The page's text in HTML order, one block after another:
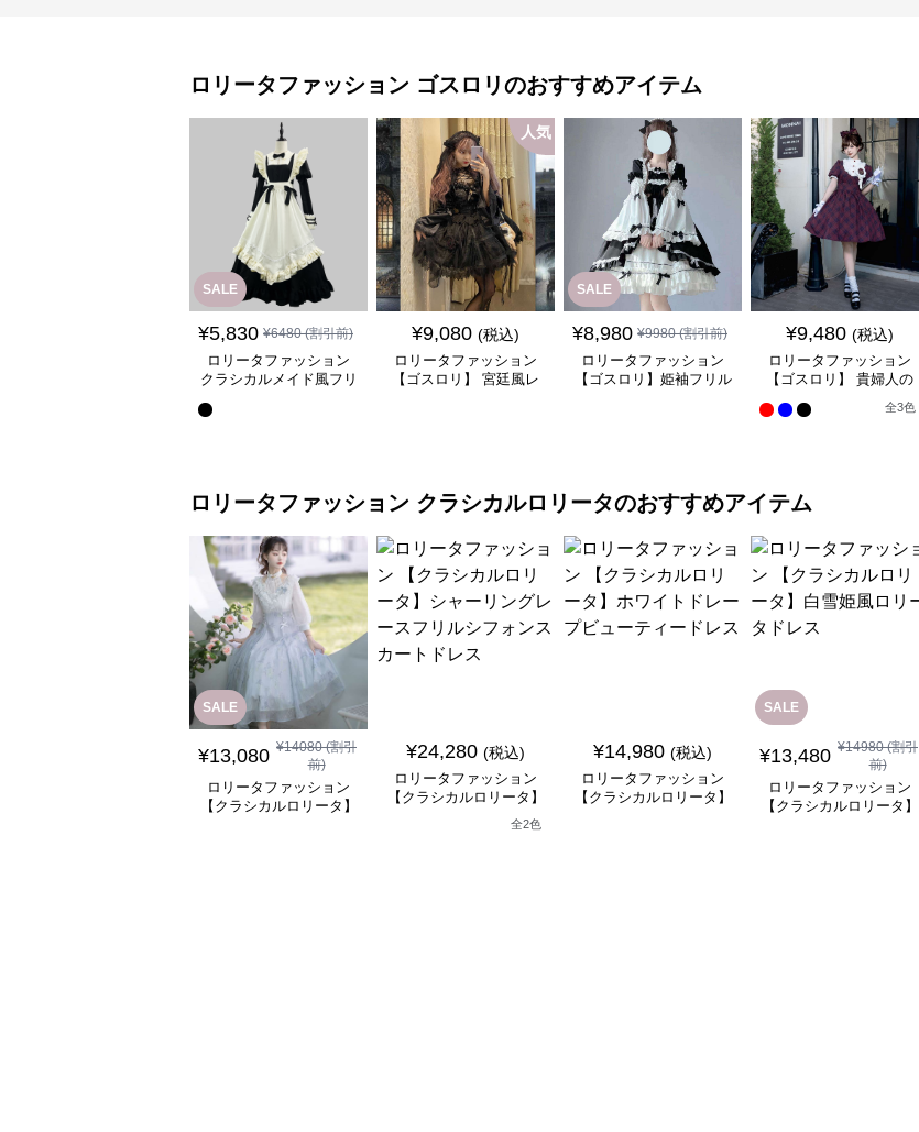
ロリータファッション ゴスロリのおすすめアイテム
SALE
¥5,830 ¥6480(割引前)
ロリータファッション
クラシカルメイド風フリ
人気
¥9,080 (税込)
ロリータファッション
【ゴスロリ】 宮廷風レ
SALE
¥8,980 ¥9980(割引前)
ロリータファッション
【ゴスロリ】姫袖フリル
¥9,480 (税込)
ロリータファッション
【ゴスロリ】 貴婦人の
優雅なティータイムドレ
全3色
ロリータファッション クラシカルロリータのおすすめアイテム
SALE
¥13,080 ¥14080(割引
前)
ロリータファッション
【クラシカルロリータ】
¥24,280 (税込)
ロリータファッション
【クラシカルロリータ】
シャーリングレースフリ
ルシフォンスカートドレ
全2色
¥14,980 (税込)
ロリータファッション
【クラシカルロリータ】
SALE
¥13,480 ¥14980(割引
前)
ロリータファッション
【クラシカルロリータ】